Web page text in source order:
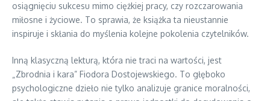
osiągnięciu sukcesu mimo ciężkiej pracy, czy rozczarowania
miłosne i życiowe. To sprawia, że książka ta nieustannie
inspiruje i skłania do myślenia kolejne pokolenia czytelników.
Inną klasyczną lekturą, która nie traci na wartości, jest
„Zbrodnia i kara” Fiodora Dostojewskiego. To głęboko
psychologiczne dzieło nie tylko analizuje granice moralności,